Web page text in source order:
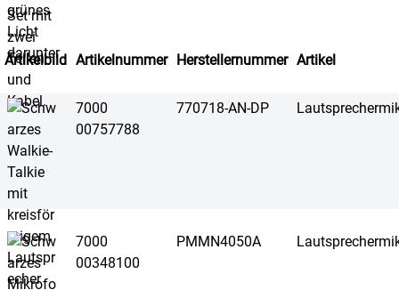
Artikelbild Artikelnummer Herstellernummer Artikel
7000
00757788
770718-AN-DP
7000
00348100
PMMN4050A